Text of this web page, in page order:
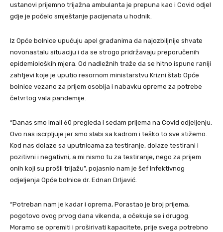
ustanovi prijemno trijažna ambulanta je prepuna kao i Covid odjel
gdje je počelo smještanje pacijenata u hodnik.
Iz Opće bolnice upućuju apel građanima da najozbiljnije shvate
novonastalu situaciju i da se strogo pridržavaju preporučenih
epidemioloških mjera. Od nadležnih traže da se hitno ispune raniji
zahtjevi koje je uputio resornom ministarstvu Krizni štab Opće
bolnice vezano za prijem osoblja i nabavku opreme za potrebe
četvrtog vala pandemije.
“Danas smo imali 60 pregleda i sedam prijema na Covid odjeljenju.
Ovo nas iscrpljuje jer smo slabi sa kadrom i teško to sve stižemo.
Kod nas dolaze sa uputnicama za testiranje, dolaze testirani i
pozitivni i negativni, a mi nismo tu za testiranje, nego za prijem
onih koji su prošli trijažu”, pojasnio nam je šef Infektivnog
odjeljenja Opće bolnice dr. Ednan Drljavić.
“Potreban nam je kadar i oprema, Porastao je broj prijema,
pogotovo ovog prvog dana vikenda, a očekuje se i drugog.
Moramo se opremiti i proširivati kapacitete, prije svega potrebno